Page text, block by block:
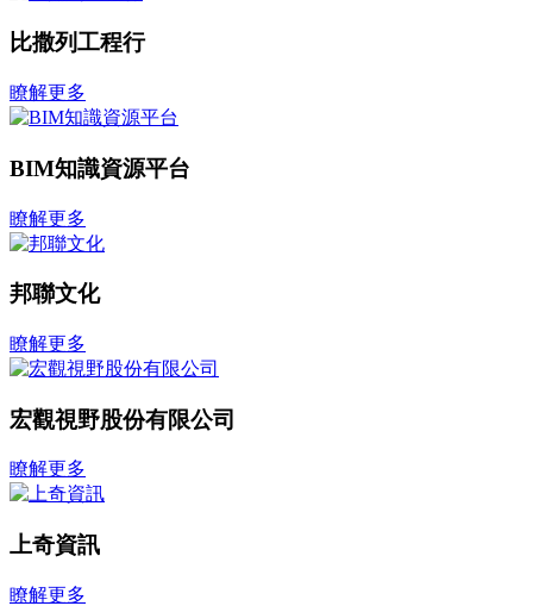
比撒列工程行
瞭解更多
BIM知識資源平台
瞭解更多
邦聯文化
瞭解更多
宏觀視野股份有限公司
瞭解更多
上奇資訊
瞭解更多